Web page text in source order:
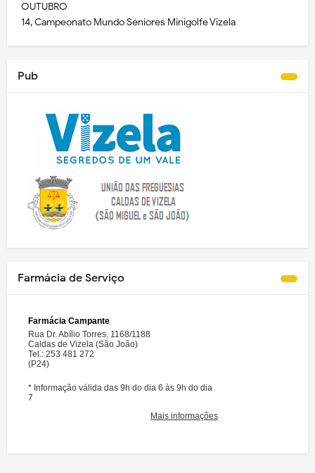
OUTUBRO
14, Campeonato Mundo Séniores Minigolfe Vizela
Pub
Farmácia de Serviço